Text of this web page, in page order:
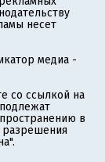
несет
медиа -
со ссылкой на
в
разрешения